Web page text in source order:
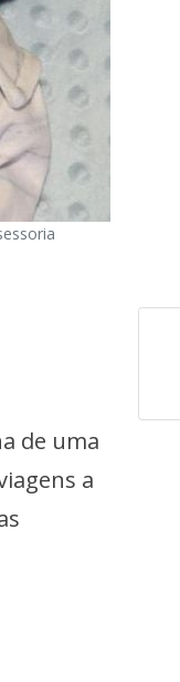
de uma
a